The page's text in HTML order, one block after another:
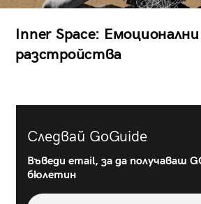
Inner Space: Емоционални
разстройства
Следвай GoGuide
Въведи email, за да получаваш
бюлетин